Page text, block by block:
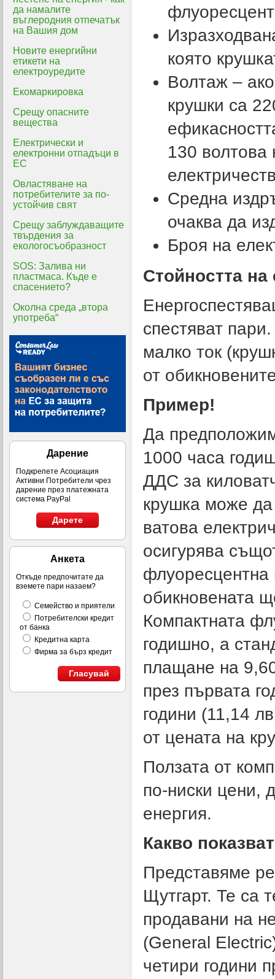
да намалите
въглеродния отпечатък
на Вашия дом
Новите енергийни
етикети на
електроуредите
Екомаркировка
Срещу опасните
вещества
Електрически и
електронни отпадъци в
ЕС
Овластяване на
потребителите за по-
устойчив свят
Срещу заблуждаващите
твърдения за
екологосъобразност
SOS: Залива ни
пластмаса. Къде е
спасението?
Околна среда „втора
употреба“
Дарение
Подкрепете Асоциация
Активни Потребители чрез
дарение през платежната
система PayPal
Дарете
Анкета
Откъде предпочитате да
вземете пари назаем?
Семейство и приятели
Потребителски кредит
от банка
Кредитна карта
Фирма за бърз кредит
Гласувай
която
Волтаж –
крушки са
130 волтова
Средна
очаква да
Броя на
Стойността на
спестяват
малко ток
от
Пример!
Да
1000 часа
ДДС за
крушка може да
ватова
осигурява
флуоресцентна
обикновената
Компактната
годишно, а
плащане на
през първата
години (11,14
от цената на
Ползата от
по-ниски цени,
енергия.
Какво
Представяме
Щутгарт. Те са
продавани на
(General
четири години